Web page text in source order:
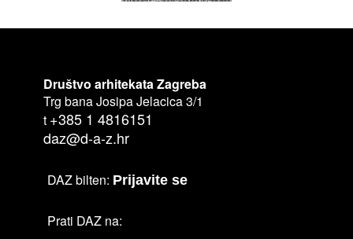
Društvo arhitekata Zagreba
Trg bana Josipa Jelacica 3/1
t +385 1 4816151
daz@d-a-z.hr
DAZ bilten: Prijavite se
Prati DAZ na: